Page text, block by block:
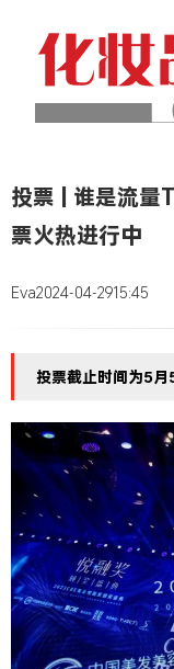
投票 | 谁是流量
票火热进行中
Eva2024-04-2915:45
投票截止时间为5